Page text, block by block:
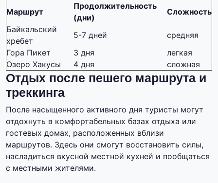
Маршрут
Продолжительность
(дни)
Сложность
Байкальский
хребет
5-7 дней
средняя
Гора Пикет
3 дня
легкая
Озеро Хакусы
4 дня сложная
Отдых после пешего маршрута и
треккинга
После насыщенного активного дня туристы могут
отдохнуть в комфортабельных базах отдыха или
гостевых домах, расположенных вблизи
маршрутов. Здесь они смогут восстановить силы,
насладиться вкусной местной кухней и пообщаться
с местными жителями.